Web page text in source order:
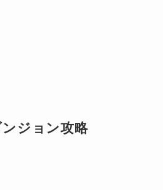
ジョン攻略